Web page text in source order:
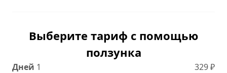
Выберите тариф с помощью
ползунка
Дней 1 329₽